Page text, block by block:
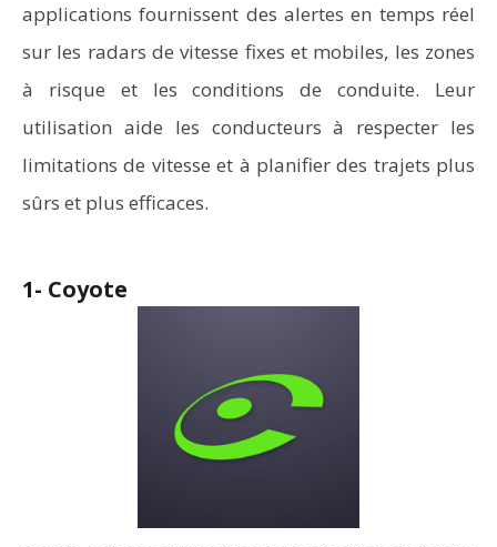
applications fournissent des alertes en temps réel
sur les radars de vitesse fixes et mobiles, les zones
à risque et les conditions de conduite. Leur
utilisation aide les conducteurs à respecter les
limitations de vitesse et à planifier des trajets plus
sûrs et plus efficaces.
1- Coyote